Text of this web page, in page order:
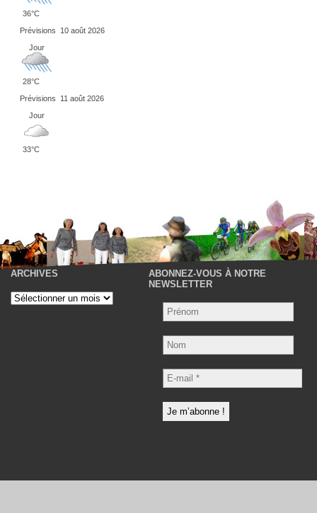
36°C
Prévisions
10 août 2026
Jour
28°C
Prévisions
11 août 2026
Jour
33°C
ARCHIVES
Archives
ABONNEZ-VOUS À NOTRE
NEWSLETTER
Nom
E-
mail
*